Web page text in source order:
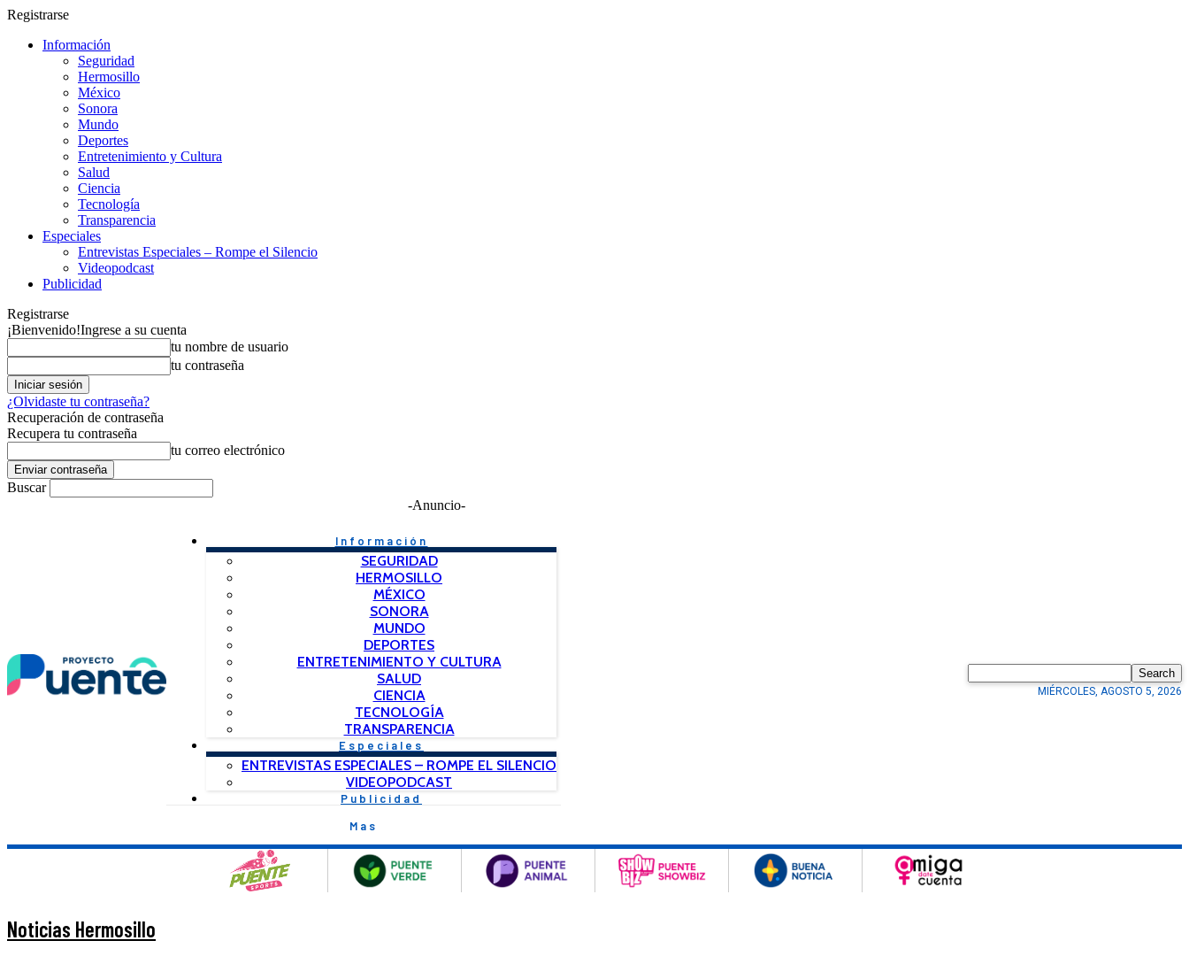
Registrarse
Información
Seguridad
Hermosillo
México
Sonora
Mundo
Deportes
Entretenimiento y Cultura
Salud
Ciencia
Tecnología
Transparencia
Especiales
Entrevistas Especiales – Rompe el Silencio
Videopodcast
Publicidad
Registrarse
¡Bienvenido!Ingrese a su cuenta
tu nombre de usuario
tu contraseña
¿Olvidaste tu contraseña?
Recuperación de contraseña
Recupera tu contraseña
tu correo electrónico
Buscar
-Anuncio-
Información
SEGURIDAD
HERMOSILLO
MÉXICO
SONORA
MUNDO
DEPORTES
ENTRETENIMIENTO Y CULTURA
SALUD
CIENCIA
TECNOLOGÍA
TRANSPARENCIA
Especiales
ENTREVISTAS ESPECIALES – ROMPE EL SILENCIO
VIDEOPODCAST
Publicidad
Mas
Search
MIÉRCOLES, AGOSTO 5, 2026
Noticias Hermosillo